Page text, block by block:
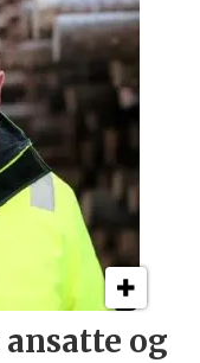
ansatte og